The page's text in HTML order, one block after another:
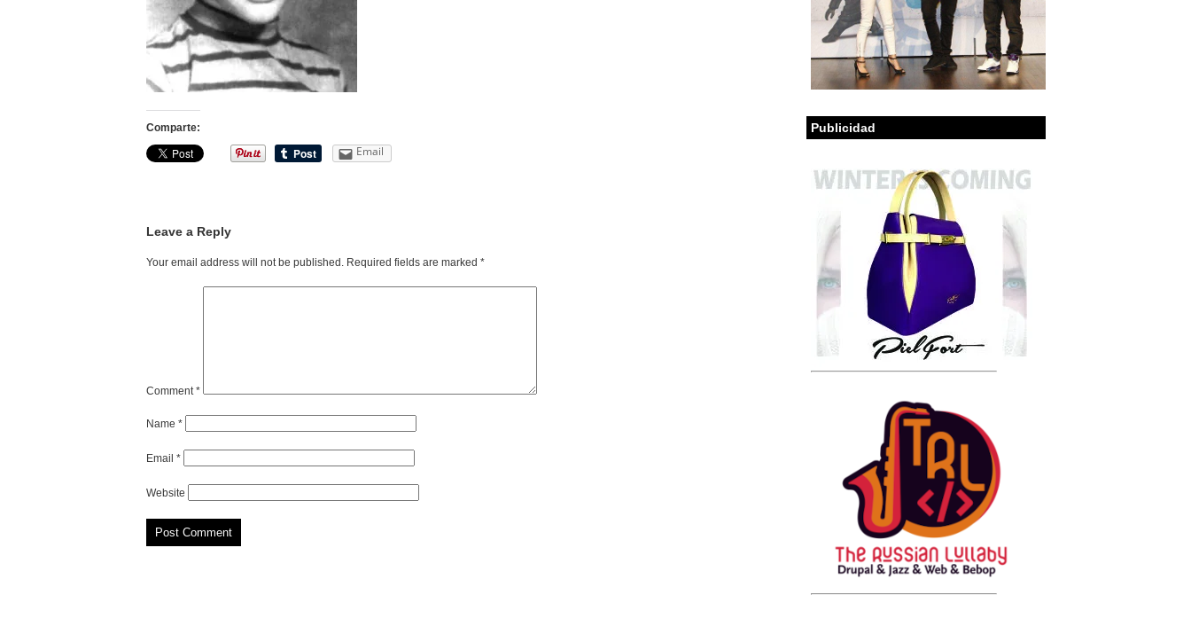
Comparte:
Email
Leave a Reply
Your email address will not be published. Required fields are marked *
Comment*
Name *
Email *
Website
Publicidad